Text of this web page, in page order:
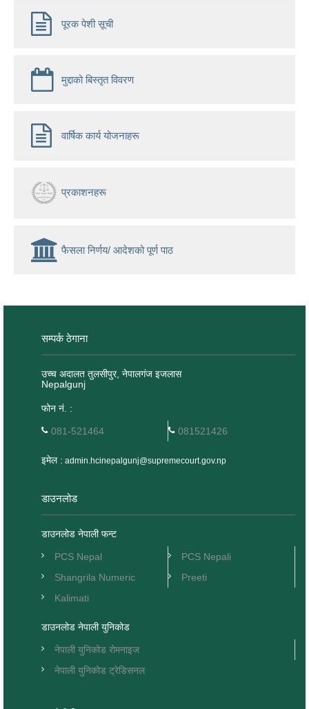
पूरक पेशी सूची
मुद्दाको बिस्तृत विवरण
वार्षिक कार्य योजनाहरू
प्रकाशनहरू
फैसला निर्णय/ आदेशको पूर्ण पाठ
सम्पर्क ठेगाना
उच्च अदालत तुलसीपुर, नेपालगंज इजलास
Nepalgunj
फोन नं. :
081-521464 081521426
इमेल : admin.hcinepalgunj@supremecourt.gov.np
डाउनलोड
डाउनलोड नेपाली फन्ट
PCS Nepal
PCS Nepali
Shangrila Numeric
Preeti
Kalimati
डाउनलोड नेपाली युनिकोड
नेपाली युनिकोड रोमनाइज
नेपाली युनिकोड ट्रेडिसनल